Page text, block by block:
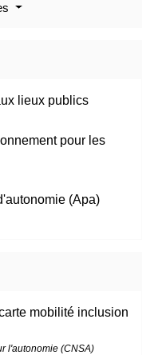
lieux publics
pour les
(Apa)
mobilité inclusion
l'autonomie (CNSA)